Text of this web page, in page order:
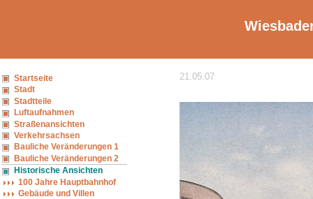
Startseite
Stadt
Stadtteile
Luftaufnahmen
Straßenansichten
Verkehrsachsen
Bauliche Veränderungen 1
Bauliche Veränderungen 2
Historische Ansichten
100 Jahre Hauptbahnhof
Gebäude und Villen
21.05.07